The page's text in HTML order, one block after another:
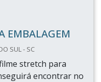
EMBALAGEM
SUL - SC
stretch para
encontrar no